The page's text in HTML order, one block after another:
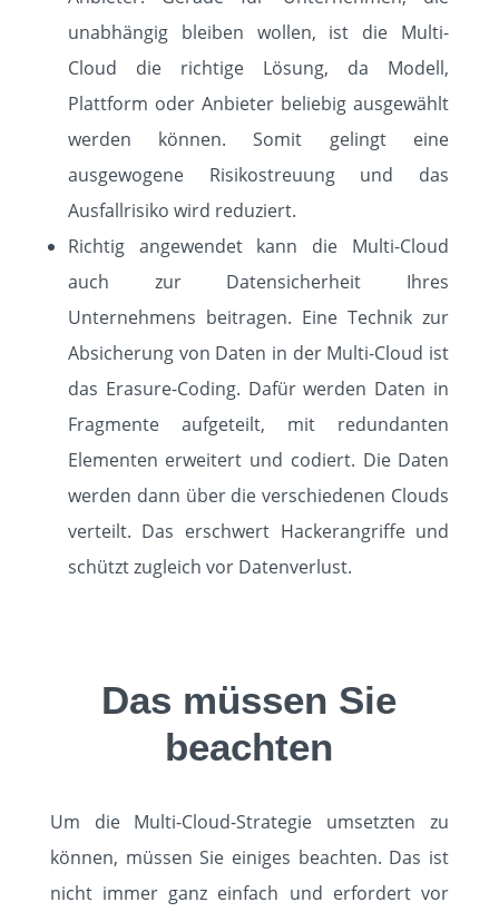
unabhängig bleiben wollen, ist die Multi-
Cloud die richtige Lösung, da Modell,
Plattform oder Anbieter beliebig ausgewählt
werden können. Somit gelingt eine
ausgewogene Risikostreuung und das
Ausfallrisiko wird reduziert.
Richtig angewendet kann die Multi-Cloud
auch zur Datensicherheit Ihres
Unternehmens beitragen. Eine Technik zur
Absicherung von Daten in der Multi-Cloud ist
das Erasure-Coding. Dafür werden Daten in
Fragmente aufgeteilt, mit redundanten
Elementen erweitert und codiert. Die Daten
werden dann über die verschiedenen Clouds
verteilt. Das erschwert Hackerangriffe und
schützt zugleich vor Datenverlust.
Das müssen Sie
beachten
Um die Multi-Cloud-Strategie umsetzten zu
können, müssen Sie einiges beachten. Das ist
nicht immer ganz einfach und erfordert vor